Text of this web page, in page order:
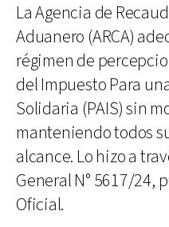
La Agencia de
Aduanero (ARCA)
régimen de
del Impuesto Para
Solidaria (PAIS) sin
manteniendo todos
alcance. Lo hizo a
General N° 5617/24,
Oficial.